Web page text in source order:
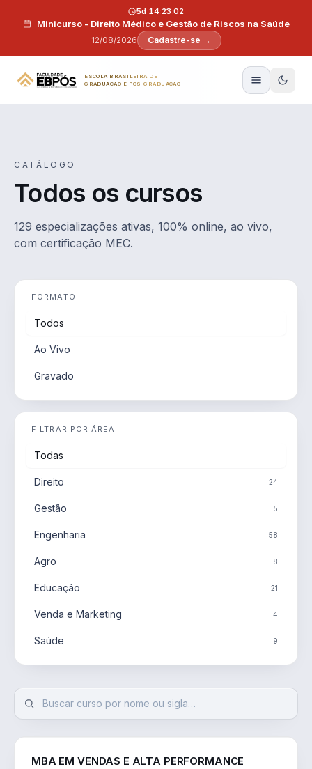
Minicurso - Direito Médico e Gestão de Riscos na Saúde
12/08/2026
5d 14:23:01
Cadastre-se →
ESCOLA BRASILEIRA DE
GRADUAÇÃO E PÓS-GRADUAÇÃO
CATÁLOGO
Todos os cursos
129 especializações ativas, 100% online, ao vivo,
com certificação MEC.
FORMATO
Todos
Ao Vivo
Gravado
FILTRAR POR ÁREA
Todas
Direito 24
Gestão 5
Engenharia 58
Agro 8
Educação 21
Venda e Marketing 4
Saúde 9
MBA EM VENDAS E ALTA PERFORMANCE